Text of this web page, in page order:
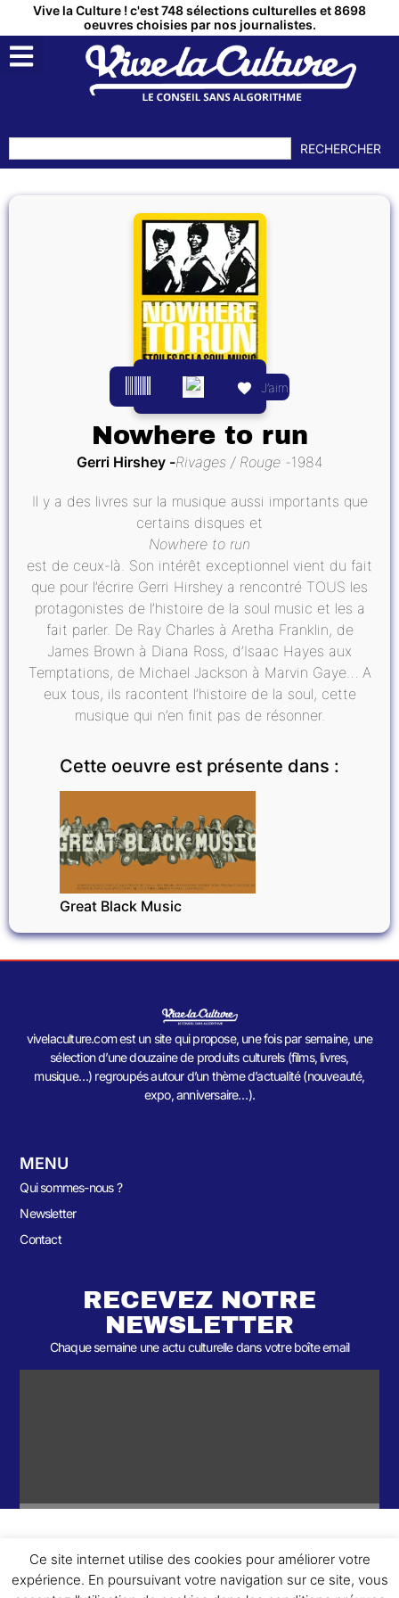
Vive la Culture ! c'est 748 sélections culturelles et 8698
oeuvres choisies par nos journalistes.
RECHERCHER
J’aime
Nowhere to run
Gerri Hirshey Rivages / Rouge 1984
Il y a des livres sur la musique aussi importants que
certains disques et
Nowhere to run
est de ceux-là. Son intérêt exceptionnel vient du fait
que pour l’écrire Gerri Hirshey a rencontré TOUS les
protagonistes de l’histoire de la soul music et les a
fait parler. De Ray Charles à Aretha Franklin, de
James Brown à Diana Ross, d’Isaac Hayes aux
Temptations, de Michael Jackson à Marvin Gaye… A
eux tous, ils racontent l’histoire de la soul, cette
musique qui n’en finit pas de résonner.
Cette oeuvre est présente dans :
EXPOSITIONS
Great Black Music
vivelaculture.com est un site qui propose, une fois par semaine, une
sélection d’une douzaine de produits culturels (films, livres,
musique…) regroupés autour d’un thème d’actualité (nouveauté,
expo, anniversaire…).
MENU
Qui sommes-nous ?
Newsletter
Contact
RECEVEZ NOTRE
NEWSLETTER
Chaque semaine une actu culturelle dans votre boîte email
© 2026- Une collaboration 2 ème Round et Yellowpoly. Tous droits
Ce site internet utilise des cookies pour améliorer votre
expérience. En poursuivant votre navigation sur ce site, vous